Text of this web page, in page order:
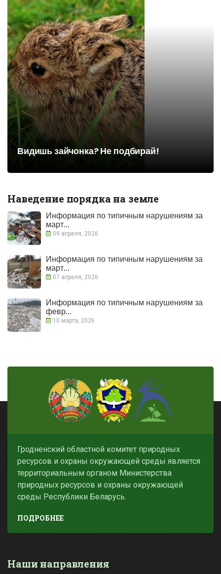
Видишь зайчонка? Не подбирай!
Наведение порядка на земле
Информация по типичным нарушениям за
март...
09 апреля, 2026
Информация по типичным нарушениям за
март...
07 апреля, 2026
Информация по типичным нарушениям за
февр...
10 марта, 2026
Гродненский областной комитет природных
ресурсов и охраны окружающей среды является
территориальным органом Министерства
природных ресурсов и охраны окружающей
среды Республики Беларусь.
ПОДРОБНЕЕ
Наши направления